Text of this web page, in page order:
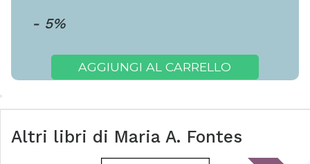
- 5%
AGGIUNGI AL CARRELLO
Altri libri di Maria A. Fontes